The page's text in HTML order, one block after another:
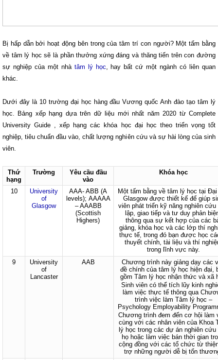
Bị hấp dẫn bởi hoạt động bên trong của tâm trí con người? Một tấm bằng
về tâm lý học sẽ là phần thưởng xứng đáng và thăng tiến trên con đường
sự nghiệp của một nhà tâm lý học, hay bất cứ một ngành có liên quan
khác.
Dưới đây là 10 trường đại học hàng đầu Vương quốc Anh đào tạo tâm lý
học. Bảng xếp hạng dựa trên dữ liệu mới nhất năm 2020 từ Complete
University Guide , xếp hạng các khóa học đại học theo triển vọng tốt
nghiệp, tiêu chuẩn đầu vào, chất lượng nghiên cứu và sự hài lòng của sinh
viên.
Thứ
hạng
Trường
Yêu cầu đầu
vào
Khóa học
10
University
of
Glasgow
AAA- ABB (A
levels); AAAAA
– AAABB
(Scottish
Highers)
Một tấm bằng về tâm lý học tại
Glasgow được thiết kế để giúp
viên phát triển kỹ năng nghiên cứu
lập, giao tiếp và tư duy phản
thông qua sự kết hợp của các
giảng, khóa học và các lớp thí
thực tế, trong đó bạn được học
thuyết chính, tài liệu và thí
trong lĩnh vực này.
9
University
of
Lancaster
AAB
Chương trình này giảng dạy các
đề chính của tâm lý học hiện đại,
gồm Tâm lý học nhận thức và xã
Sinh viên có thể tích lũy kinh
làm việc thực tế thông qua
trình việc làm Tâm lý học –
Psychology Employability
Chương trình đem đến cơ hội làm
cùng với các nhân viên của Khoa
lý học trong các dự án nghiên cứu
họ hoặc làm việc bán thời gian
cộng đồng với các tổ chức từ
trợ những người dễ bị tổn